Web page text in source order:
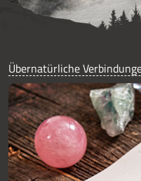
Übernatürliche